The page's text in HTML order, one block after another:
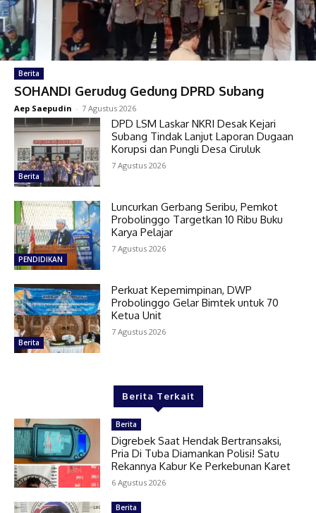
Berita
SOHANDI Gerudug Gedung DPRD Subang
Aep Saepudin - 7 Agustus 2026
Berita
DPD LSM Laskar NKRI Desak Kejari
Subang Tindak Lanjut Laporan Dugaan
Korupsi dan Pungli Desa Ciruluk
7 Agustus 2026
PENDIDIKAN
Luncurkan Gerbang Seribu, Pemkot
Probolinggo Targetkan 10 Ribu Buku
Karya Pelajar
7 Agustus 2026
Berita
Perkuat Kepemimpinan, DWP
Probolinggo Gelar Bimtek untuk 70
Ketua Unit
7 Agustus 2026
Berita Terkait
Berita
Digrebek Saat Hendak Bertransaksi,
Pria Di Tuba Diamankan Polisi! Satu
Rekannya Kabur Ke Perkebunan Karet
6 Agustus 2026
Berita